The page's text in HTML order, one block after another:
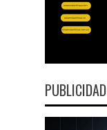
PUBLICIDAD